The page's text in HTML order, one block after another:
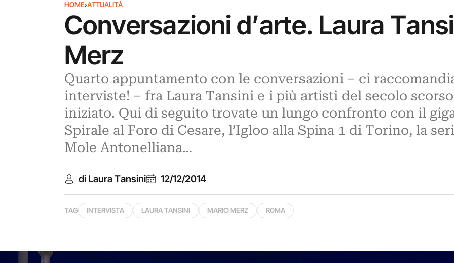
HOME›ATTUALITÀ
Conversazioni d’arte. Laura
Merz
Quarto appuntamento con le conversazioni – ci
interviste! – fra Laura Tansini e i più artisti del secolo
iniziato. Qui di seguito trovate un lungo confronto con il
Spirale al Foro di Cesare, l’Igloo alla Spina 1 di Torino, la
Mole Antonelliana…
di Laura Tansini 12/12/2014
TAG INTERVISTA LAURA TANSINI MARIO MERZ ROMA